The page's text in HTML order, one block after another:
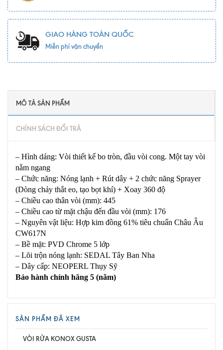
GIAO HÀNG TOÀN QUỐC
Miễn phí vận chuyển
MÔ TẢ SẢN PHẨM
CHÍNH SÁCH ĐỔI TRẢ
– Hình dáng: Vòi thiết kế bo tròn, đầu vòi cong. Một tay vòi
nằm ngang
– Chức năng: Nóng lạnh + Rút dây + 2 chức năng Sprayer
(Dòng chảy thắt eo, tạo bọt khí) + Xoay 360 độ
– Chiều cao thân vòi (mm): 445
– Chiều cao từ mặt chậu đến đầu vòi (mm): 176
– Nguyên vật liệu: Hợp kim đồng 61% tiêu chuẩn Châu Âu
CW617N
– Bề mặt: PVD Chrome 5 lớp
– Lõi trộn nóng lạnh: SEDAL Tây Ban Nha
– Dây cấp: NEOPERL Thụy Sỹ
Bảo hành chính hãng 5 (năm)
SẢN PHẨM ĐÃ XEM
VÒI RỬA KONOX GUSTA